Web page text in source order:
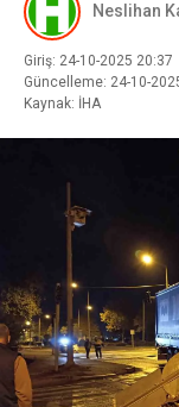
Neslihan
Giriş: 24-10-2025 20:37
Güncelleme: 24-10-
Kaynak: İHA